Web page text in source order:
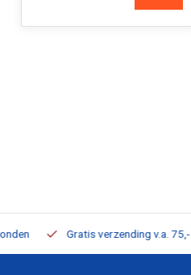
Gratis verzending v.a. 75,-